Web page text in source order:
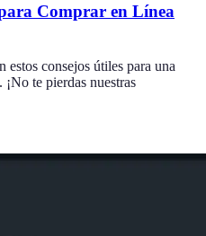
Comprar en Línea
consejos útiles para una
te pierdas nuestras